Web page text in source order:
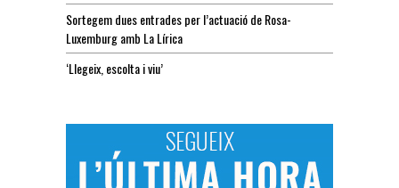
Sortegem dues entrades per l’actuació de Rosa-
Luxemburg amb La Lírica
‘Llegeix, escolta i viu’